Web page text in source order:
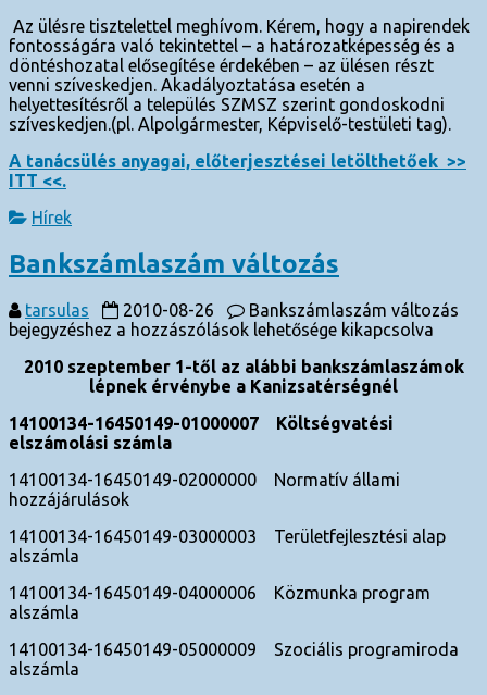
Az ülésre tisztelettel meghívom. Kérem, hogy a napirendek
fontosságára való tekintettel – a határozatképesség és a
döntéshozatal elősegítése érdekében – az ülésen részt
venni szíveskedjen. Akadályoztatása esetén a
helyettesítésről a település SZMSZ szerint gondoskodni
szíveskedjen.(pl. Alpolgármester, Képviselő-testületi tag).
A tanácsülés anyagai, előterjesztései letölthetőek >>
ITT <<.
Hírek
Bankszámlaszám változás
tarsulas 2010-08-26
Bankszámlaszám változás
bejegyzéshez a hozzászólások lehetősége kikapcsolva
2010 szeptember 1-től az alábbi bankszámlaszámok
lépnek érvénybe a Kanizsatérségnél
14100134-16450149-01000007 Költségvatési
elszámolási számla
14100134-16450149-02000000 Normatív állami
hozzájárulások
14100134-16450149-03000003 Területfejlesztési alap
alszámla
14100134-16450149-04000006 Közmunka program
alszámla
14100134-16450149-05000009 Szociális programiroda
alszámla